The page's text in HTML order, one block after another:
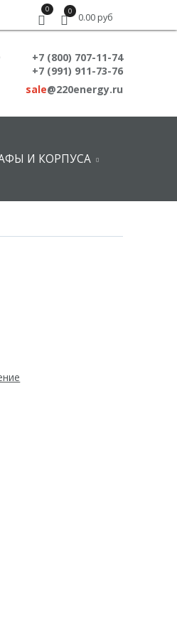
0 0
0.00 руб
+7 (800) 707-11-74
911-73-76
sale@220energy.ru
И КОРПУСА